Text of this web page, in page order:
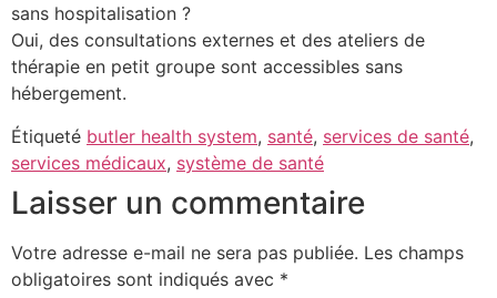
sans hospitalisation ?
Oui, des consultations externes et des ateliers de
thérapie en petit groupe sont accessibles sans
hébergement.
Étiqueté butler health system, santé, services de santé,
services médicaux, système de santé
Laisser un commentaire
Votre adresse e-mail ne sera pas publiée. Les champs
obligatoires sont indiqués avec *